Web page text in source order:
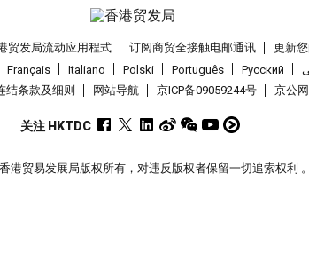
贸发局流动应用程式 订阅商贸全接触电邮通讯 更新
Français Italiano Polski Português Pусский
结条款及细则 网站导航 京ICP备09059244号 京公
关注 HKTDC
香港贸易发展局版权所有，对违反版权者保留一切追索权利 。